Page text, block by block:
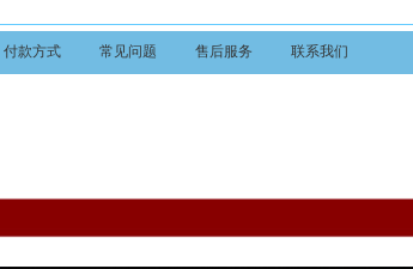
付款方式 常见问题 售后服务 联系我们